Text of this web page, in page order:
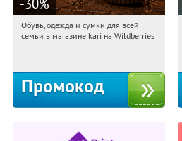
02:49:56 Получили:
Обувь, одежда и сумки для всей
семьи в магазине kari на Wildberries
Промокод